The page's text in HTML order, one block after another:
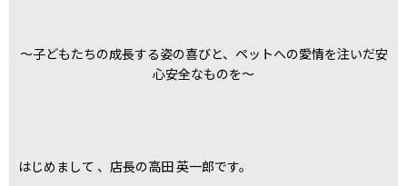
〜子どもたちの成長する姿の喜びと、ペットへの愛情を注いだ安
心安全なものを〜
はじめまして 、店長の高田 英一郎です。